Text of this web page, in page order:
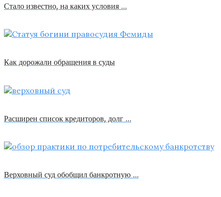
Стало известно, на каких условия …
Как дорожали обращения в суды
Расширен список кредиторов, долг …
Верховный суд обобщил банкротную …